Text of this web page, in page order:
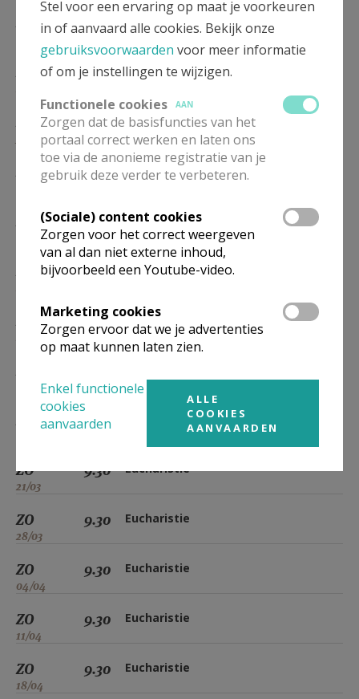
9.30 Eucharistie
9.30 Eucharistie
9.30 Eucharistie
07/02
9.30 Eucharistie
14/02
9.30 Eucharistie
9.30 Eucharistie
28/02
9.30 Eucharistie
07/03
9.30 Eucharistie
ZO
21/03
9.30 Eucharistie
ZO
28/03
9.30 Eucharistie
ZO
04/04
9.30 Eucharistie
ZO
11/04
9.30 Eucharistie
ZO
18/04
9.30 Eucharistie
Stel voor een ervaring op maat je voorkeuren
in of aanvaard alle cookies. Bekijk onze
gebruiksvoorwaarden voor meer informatie
of om je instellingen te wijzigen.
Functionele cookies
AAN
Zorgen dat de basisfuncties van het
portaal correct werken en laten ons
toe via de anonieme registratie van je
gebruik deze verder te verbeteren.
(Sociale) content cookies
Zorgen voor het correct weergeven
van al dan niet externe inhoud,
bijvoorbeeld een Youtube-video.
Marketing cookies
Zorgen ervoor dat we je advertenties
op maat kunnen laten zien.
Enkel functionele
cookies
aanvaarden
ALLE
COOKIES
AANVAARDEN